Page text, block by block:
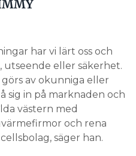
har vi lärt oss och
eller säkerhet.
av okunniga eller
sig in på marknaden och
västern med
och rena
säger han.